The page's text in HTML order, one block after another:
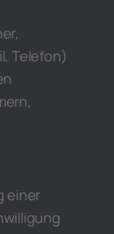
Telefon)
einer